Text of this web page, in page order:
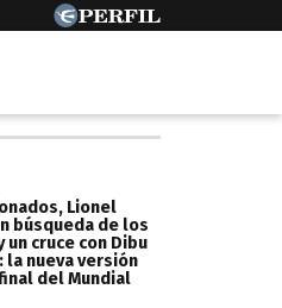
Lionel
búsqueda de los
un cruce con Dibu
la nueva versión
del Mundial